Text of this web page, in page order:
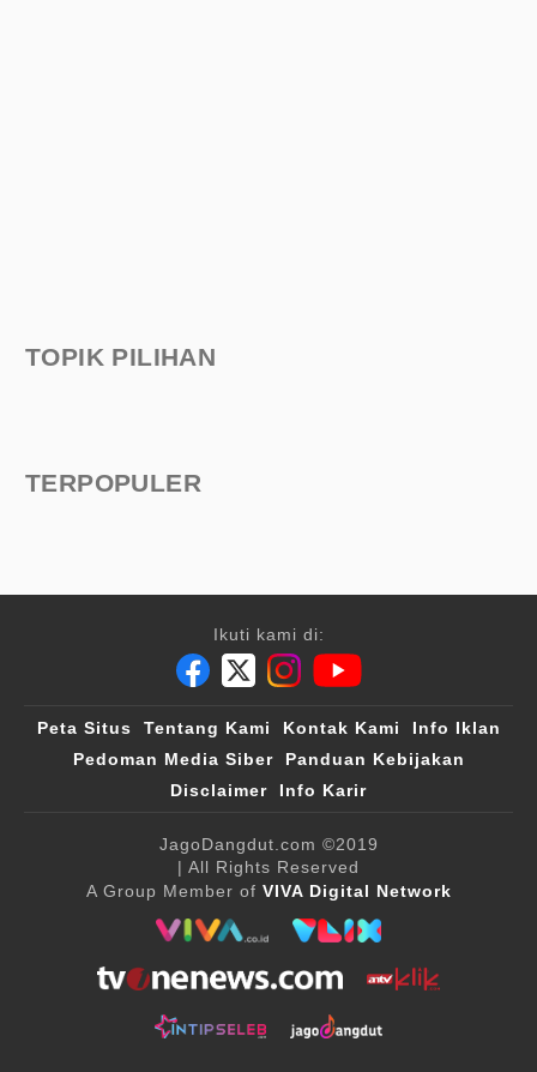
TOPIK PILIHAN
TERPOPULER
Ikuti kami di:
Peta Situs Tentang Kami Kontak Kami
Info Iklan
Pedoman Media Siber
Panduan Kebijakan
Disclaimer
Info Karir
JagoDangdut.com ©2019
| All Rights Reserved
A Group Member of VIVA Digital Network